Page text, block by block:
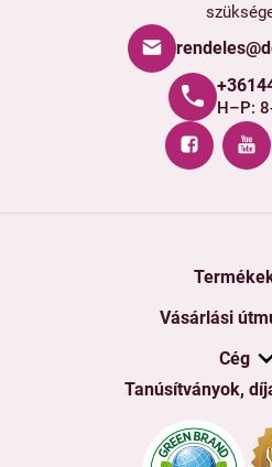
H–P:
Vásárlási
Cég
Tanúsítványok,